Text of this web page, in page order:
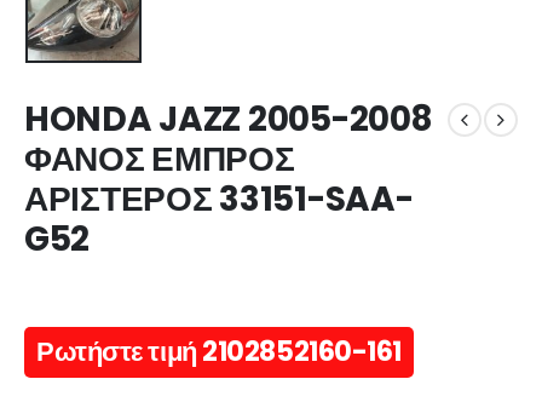
HONDA JAZZ 2005-2008
ΦΑΝΟΣ ΕΜΠΡΟΣ
ΑΡΙΣΤΕΡΟΣ 33151-SAA-
G52
Ρωτήστε τιμή 2102852160-161